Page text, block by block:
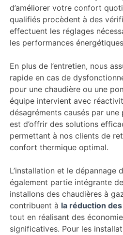
d’améliorer votre confort
qualifiés procèdent à des
effectuent les réglages
les performances
En plus de l’entretien, nous
rapide en cas de
pour une chaudière ou une
équipe intervient avec
désagréments causés par une
est d’offrir des solutions
permettant à nos clients de
confort thermique optimal.
L’installation et le dépannage
également partie intégrante
installons des chaudières à
contribuent à la réduction
tout en réalisant des
significatives. Pour les